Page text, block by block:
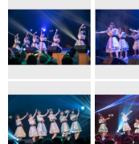
o
k